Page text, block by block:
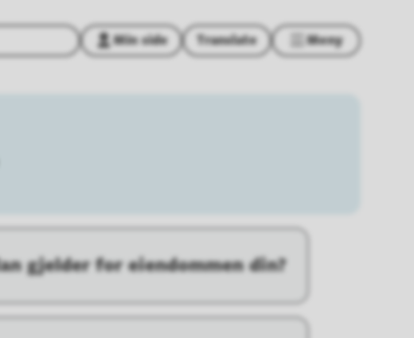
Min side Translate Meny
gjelder for eiendommen din?